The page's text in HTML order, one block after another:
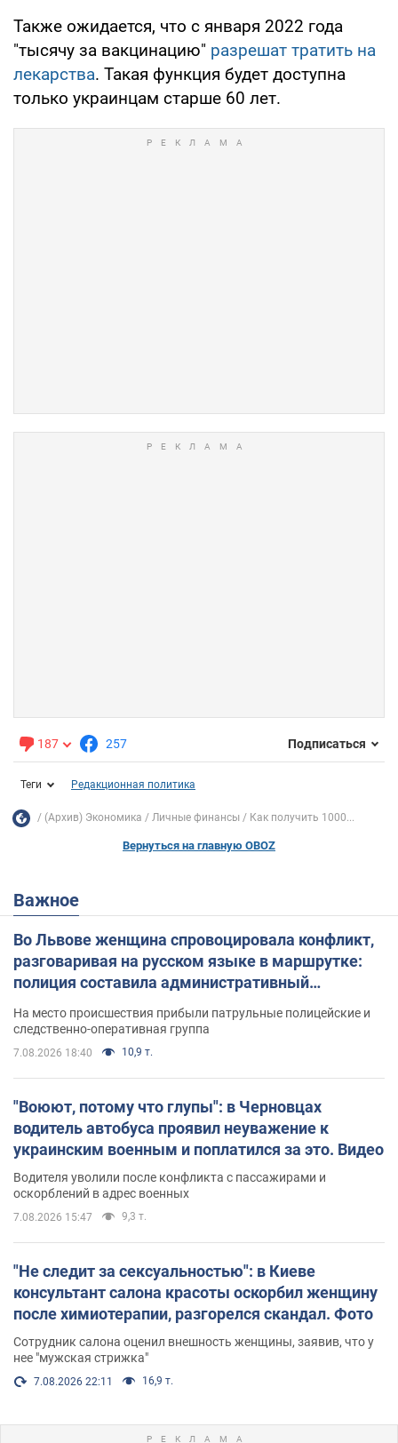
Также ожидается, что с января 2022 года
"тысячу за вакцинацию" разрешат тратить на
лекарства. Такая функция будет доступна
только украинцам старше 60 лет.
187 257 Подписаться
Теги Редакционная политика
(Архив) Экономика Личные финансы Как получить 1000...
Вернуться на главную OBOZ
Важное
Во Львове женщина спровоцировала конфликт,
разговаривая на русском языке в маршрутке:
полиция составила административный
На место происшествия прибыли патрульные полицейские и
следственно-оперативная группа
7.08.2026 18:40 10,9 т.
"Воюют, потому что глупы": в Черновцах
водитель автобуса проявил неуважение к
украинским военным и поплатился за это. Видео
Водителя уволили после конфликта с пассажирами и
оскорблений в адрес военных
7.08.2026 15:47 9,3 т.
"Не следит за сексуальностью": в Киеве
консультант салона красоты оскорбил женщину
после химиотерапии, разгорелся скандал. Фото
Сотрудник салона оценил внешность женщины, заявив, что у
нее "мужская стрижка"
7.08.2026 22:11 16,9 т.